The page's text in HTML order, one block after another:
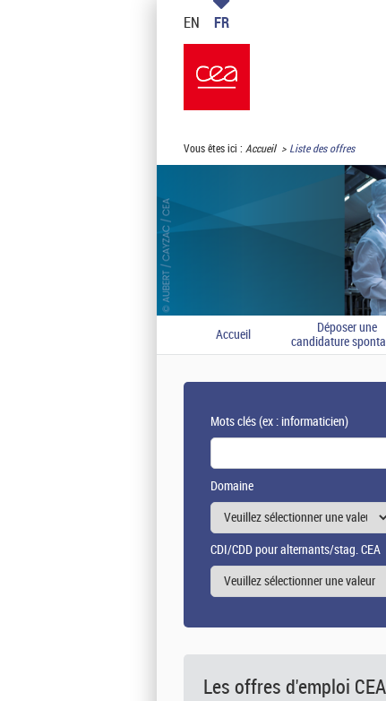
EN FR
Vous êtes ici : Accueil Liste des offres
Accueil
Déposer une
candidature
Mots clés(ex : informaticien)
Domaine
CDI/CDD pour alternants/stag. CEA
Les offres d'emploi CEA